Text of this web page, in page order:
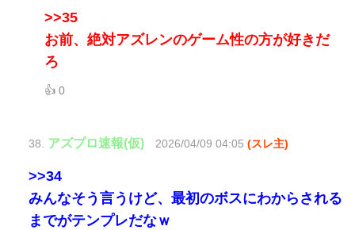
>>35
お前、絶対アズレンのゲーム性の方が好きだ
ろ
👍 0
38. アズプロ速報(仮) 2026/04/09 04:05 (スレ主)
>>34
みんなそう言うけど、最初のボスにわからされる
までがテンプレだなｗ